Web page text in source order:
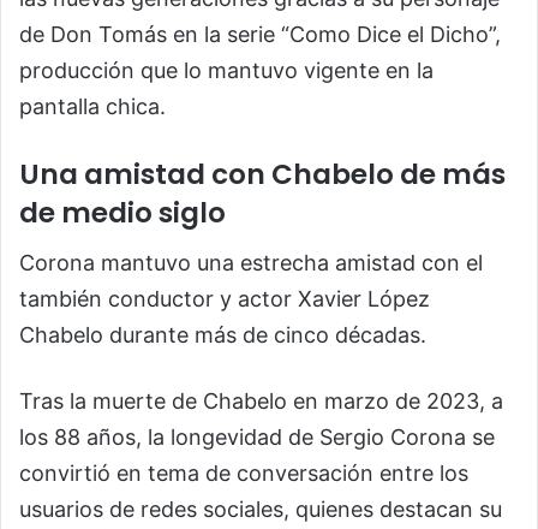
de Don Tomás en la serie “Como Dice el Dicho”,
producción que lo mantuvo vigente en la
pantalla chica.
Una amistad con Chabelo de más
de medio siglo
Corona mantuvo una estrecha amistad con el
también conductor y actor Xavier López
Chabelo durante más de cinco décadas.
Tras la muerte de Chabelo en marzo de 2023, a
los 88 años, la longevidad de Sergio Corona se
convirtió en tema de conversación entre los
usuarios de redes sociales, quienes destacan su